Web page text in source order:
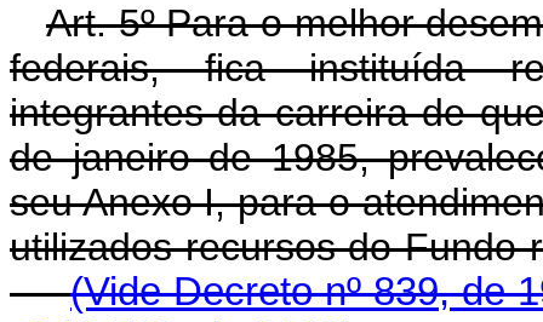
Art. 5º Para o melhor
federais, fica instituída
integrantes da carreira de
de janeiro de 1985,
seu Anexo I, para o
utilizados recursos do
(Vide Decreto nº 839, de